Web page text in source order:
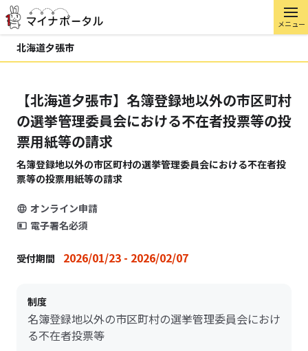
メニュー
北海道夕張市
【北海道夕張市】名簿登録地以外の市区町村
の選挙管理委員会における不在者投票等の投
票用紙等の請求
名簿登録地以外の市区町村の選挙管理委員会における不在者投
票等の投票用紙等の請求
オンライン申請
電子署名必須
受付期間 2026/01/23 - 2026/02/07
制度
名簿登録地以外の市区町村の選挙管理委員会におけ
る不在者投票等